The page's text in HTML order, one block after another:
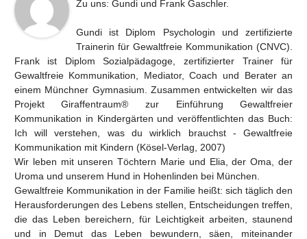
Zu uns: Gundi und Frank Gaschler.
Gundi ist Diplom Psychologin und zertifizierte
Trainerin für Gewaltfreie Kommunikation (CNVC).
Frank ist Diplom Sozialpädagoge, zertifizierter Trainer für
Gewaltfreie Kommunikation, Mediator, Coach und Berater an
einem Münchner Gymnasium. Zusammen entwickelten wir das
Projekt Giraffentraum® zur Einführung Gewaltfreier
Kommunikation in Kindergärten und veröffentlichten das Buch:
Ich will verstehen, was du wirklich brauchst - Gewaltfreie
Kommunikation mit Kindern (Kösel-Verlag, 2007)
Wir leben mit unseren Töchtern Marie und Elia, der Oma, der
Uroma und unserem Hund in Hohenlinden bei München.
Gewaltfreie Kommunikation in der Familie heißt: sich täglich den
Herausforderungen des Lebens stellen, Entscheidungen treffen,
die das Leben bereichern, für Leichtigkeit arbeiten, staunend
und in Demut das Leben bewundern, säen, miteinander